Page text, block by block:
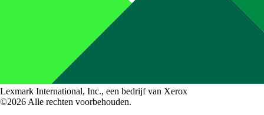
Lexmark International, Inc., een bedrijf van Xerox
©2026 Alle rechten voorbehouden.